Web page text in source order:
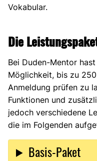
Vokabular.
Die
Bei Duden-Mentor
Möglichkeit, bis zu
Anmeldung prüfen zu
Funktionen und
jedoch verschiedene
die im Folgenden
Basis-Paket